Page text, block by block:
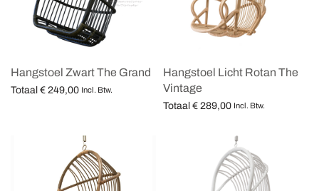
Hangstoel Zwart The Grand
Totaal € 249,00 Incl. Btw.
Hangstoel Licht Rotan The
Vintage
Totaal € 289,00 Incl. Btw.